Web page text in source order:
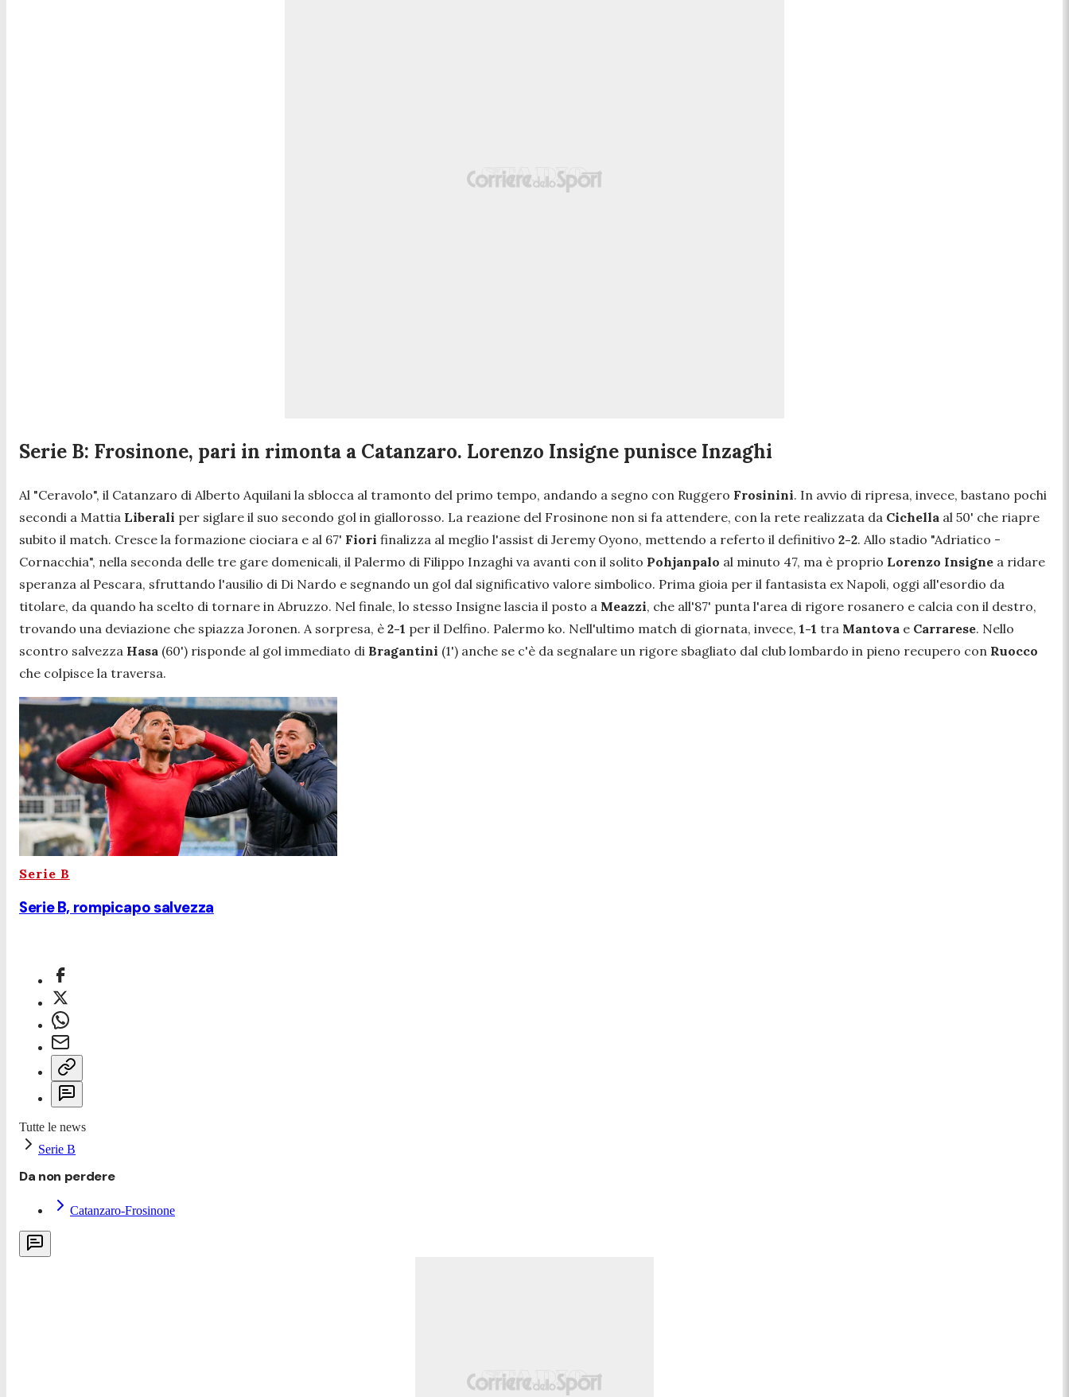
Serie B: Frosinone, pari in rimonta a Catanzaro. Lorenzo Insigne punisce Inzaghi
Al "Ceravolo", il Catanzaro di Alberto Aquilani la sblocca al tramonto del primo tempo, andando a segno con Ruggero Frosinini. In avvio di ripresa, invece, bastano pochi
secondi a Mattia Liberali per siglare il suo secondo gol in giallorosso. La reazione del Frosinone non si fa attendere, con la rete realizzata da Cichella al 50' che riapre
subito il match. Cresce la formazione ciociara e al 67' Fiori finalizza al meglio l'assist di Jeremy Oyono, mettendo a referto il definitivo 2-2. Allo stadio "Adriatico -
Cornacchia", nella seconda delle tre gare domenicali, il Palermo di Filippo Inzaghi va avanti con il solito Pohjanpalo al minuto 47, ma è proprio Lorenzo Insigne a ridare
speranza al Pescara, sfruttando l'ausilio di Di Nardo e segnando un gol dal significativo valore simbolico. Prima gioia per il fantasista ex Napoli, oggi all'esordio da
titolare, da quando ha scelto di tornare in Abruzzo. Nel finale, lo stesso Insigne lascia il posto a Meazzi, che all'87' punta l'area di rigore rosanero e calcia con il destro,
trovando una deviazione che spiazza Joronen. A sorpresa, è 2-1 per il Delfino. Palermo ko. Nell'ultimo match di giornata, invece, 1-1 tra Mantova e Carrarese. Nello
scontro salvezza Hasa (60') risponde al gol immediato di Bragantini (1') anche se c'è da segnalare un rigore sbagliato dal club lombardo in pieno recupero con Ruocco
che colpisce la traversa.
Serie B
Serie B, rompicapo salvezza
Tutte le news
Serie B
Da non perdere
Catanzaro-Frosinone